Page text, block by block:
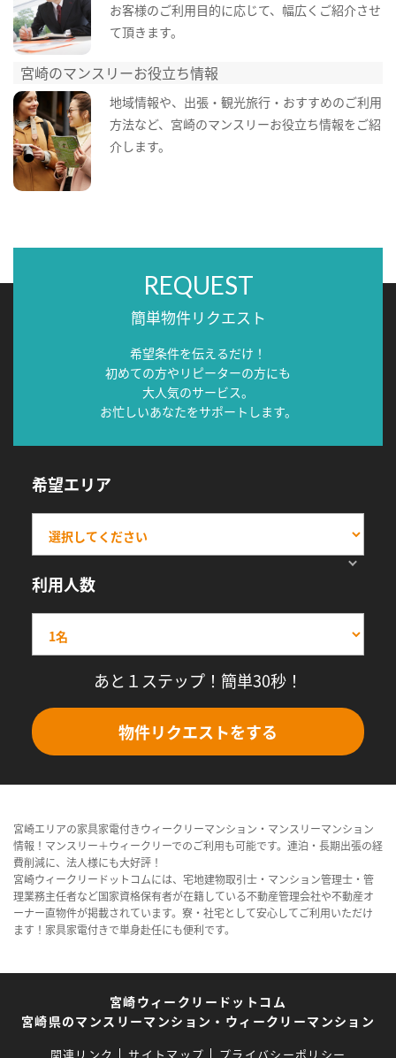
お客様のご利用目的に応じて、幅広くご紹介させ
て頂きます。
宮崎のマンスリーお役立ち情報
地域情報や、出張・観光旅行・おすすめのご利用
方法など、宮崎のマンスリーお役立ち情報をご紹
介します。
REQUEST
簡単物件リクエスト
希望条件を伝えるだけ！
初めての方やリピーターの方にも
大人気のサービス。
お忙しいあなたをサポートします。
希望エリア
利用人数
あと１ステップ！簡単30秒！
物件リクエストをする
宮崎エリアの家具家電付きウィークリーマンション・マンスリーマンション
情報！マンスリー＋ウィークリーでのご利用も可能です。連泊・長期出張の経
費削減に、法人様にも大好評！
宮崎ウィークリードットコムには、宅地建物取引士・マンション管理士・管
理業務主任者など国家資格保有者が在籍している不動産管理会社や不動産オ
ーナー直物件が掲載されています。寮・社宅として安心してご利用いただけ
ます！家具家電付きで単身赴任にも便利です。
宮崎ウィークリードットコム
宮崎県のマンスリーマンション・ウィークリーマンション
関連リンク サイトマップ プライバシーポリシー